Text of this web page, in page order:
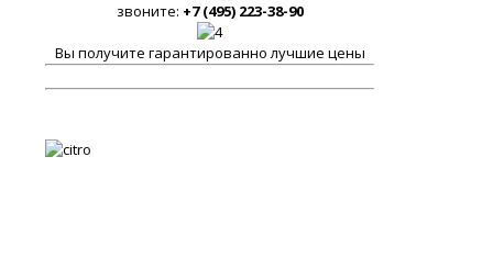
звоните: +7 (495) 223-38-90
Вы получите гарантированно лучшие цены